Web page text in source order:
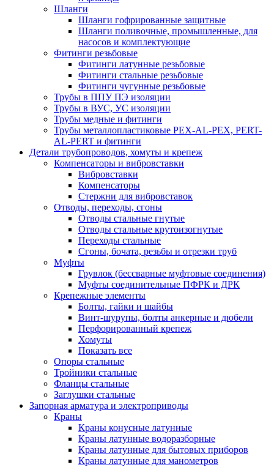
Шланги
Шланги гофрированные защитные
Шланги поливочные, промышленные, для
насосов и комплектующие
Фитинги резьбовые
Фитинги латунные резьбовые
Фитинги стальные резьбовые
Фитинги чугунные резьбовые
Трубы в ППУ ПЭ изоляции
Трубы в ВУС, УС изоляции
Трубы медные и фитинги
Трубы металлопластиковые PEX-AL-PEX, PERT-
AL-PERT и фитинги
Детали трубопроводов, хомуты и крепеж
Компенсаторы и вибровставки
Вибровставки
Компенсаторы
Стержни для вибровставок
Отводы, переходы, сгоны
Отводы стальные гнутые
Отводы стальные крутоизогнутые
Переходы стальные
Сгоны, бочата, резьбы и отрезки труб
Муфты
Грувлок (бессварные муфтовые соединения)
Муфты соединительные ПФРК и ДРК
Крепежные элементы
Болты, гайки и шайбы
Винт-шурупы, болты анкерные и дюбели
Перфорированный крепеж
Хомуты
Показать все
Опоры стальные
Тройники стальные
Фланцы стальные
Заглушки стальные
Запорная арматура и электроприводы
Краны
Краны конусные латунные
Краны латунные водоразборные
Краны латунные для бытовых приборов
Краны латунные для манометров